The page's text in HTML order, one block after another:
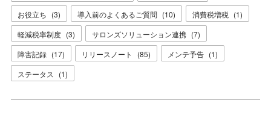
お役立ち (3) 導入前のよくあるご質問 (10) 消費税増税 (1)
軽減税率制度 (3) サロンズソリューション連携 (7)
障害記録 (17) リリースノート (85) メンテ予告 (1)
ステータス
(1)